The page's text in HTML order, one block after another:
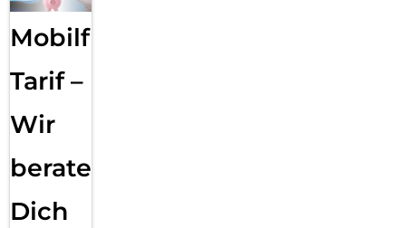
Mobilfunk
Tarif –
Wir
beraten
Dich